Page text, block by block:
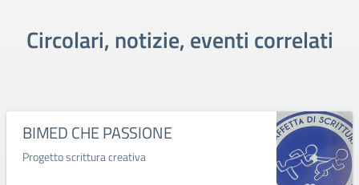
Circolari, notizie, eventi correlati
BIMED CHE PASSIONE
Progetto scrittura creativa